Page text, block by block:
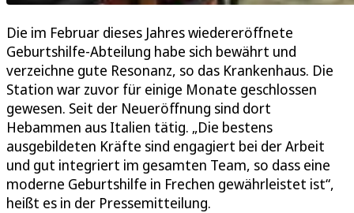
Die im Februar dieses Jahres wiedereröffnete
Geburtshilfe-Abteilung habe sich bewährt und
verzeichne gute Resonanz, so das Krankenhaus. Die
Station war zuvor für einige Monate geschlossen
gewesen. Seit der Neueröffnung sind dort
Hebammen aus Italien tätig. „Die bestens
ausgebildeten Kräfte sind engagiert bei der Arbeit
und gut integriert im gesamten Team, so dass eine
moderne Geburtshilfe in Frechen gewährleistet ist“,
heißt es in der Pressemitteilung.